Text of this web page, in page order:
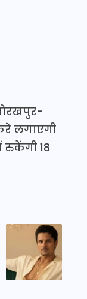
लगाएगी
रुकेंगी 18